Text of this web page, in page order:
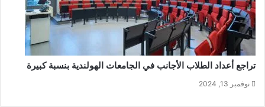
تراجع أعداد الطلاب الأجانب في الجامعات الهولندية بنسبة كبيرة
نوفمبر 13, 2024